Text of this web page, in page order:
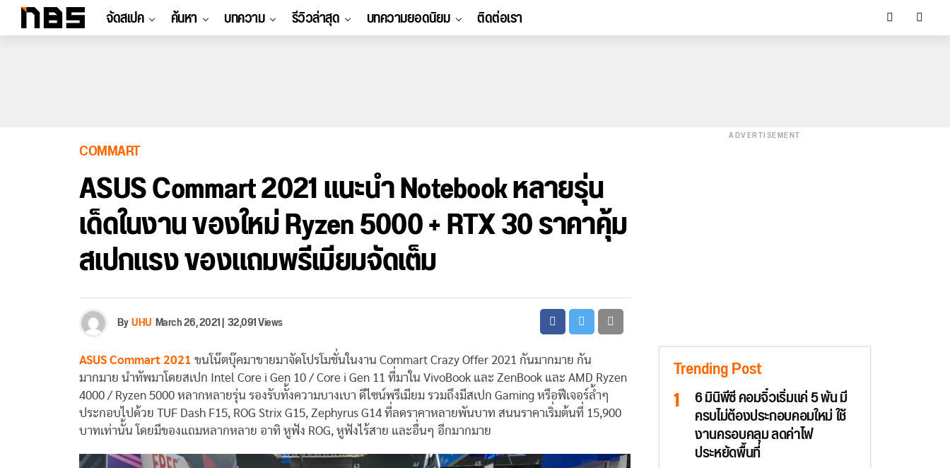
จัดสเปค ค้นหา บทความ รีวิวล่าสุด บทความยอดนิยม ติดต่อเรา
COMMART
ASUS Commart 2021 แนะนำ Notebook หลายรุ่น
เด็ดในงาน ของใหม่ Ryzen 5000 + RTX 30 ราคาคุ้ม
สเปกแรง ของแถมพรีเมียมจัดเต็ม
ByUHUMarch 26, 2021|32,091 Views
ASUS Commart 2021 ขนโน๊ตบุ๊คมาขายมาจัดโปรโมชั่นในงาน Commart Crazy Offer 2021 กันมากมาย กัน
มากมาย นำทัพมาโดยสเปก Intel Core i Gen 10 / Core i Gen 11 ที่มาใน VivoBook และ ZenBook และ AMD Ryzen
4000 / Ryzen 5000 หลากหลายรุ่น รองรับทั้งความบางเบา ดีไซน์พรีเมียม รวมถึงมีสเปก Gaming หรือฟีเจอร์ล้ำๆ
ประกอบไปด้วย TUF Dash F15, ROG Strix G15, Zephyrus G14 ที่ลดราคาหลายพันบาท สนนราคาเริ่มต้นที่ 15,900
บาทเท่านั้น โดยมีของแถมหลากหลาย อาทิ หูฟัง ROG, หูฟังไร้สาย และอื่นๆ อีกมากมาย
ADVERTISEMENT
Trending Post
6 มินิพีซี คอมจิ๋วเริ่มแค่ 5 พัน มี
ครบไม่ต้องประกอบคอมใหม่ ใช้
งานครอบคลุม ลดค่าไฟ
ประหยัดพื้นที่